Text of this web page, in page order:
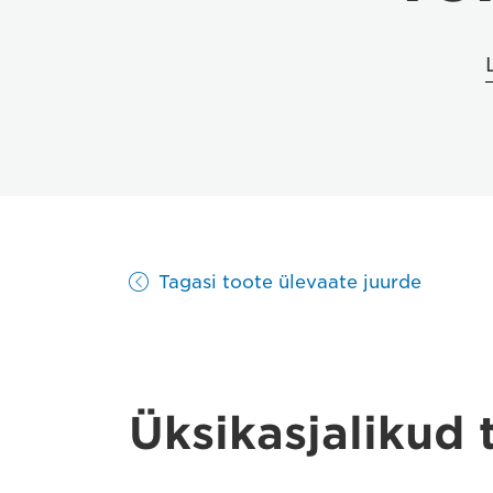
Tagasi toote ülevaate juurde
Üksikasjalikud